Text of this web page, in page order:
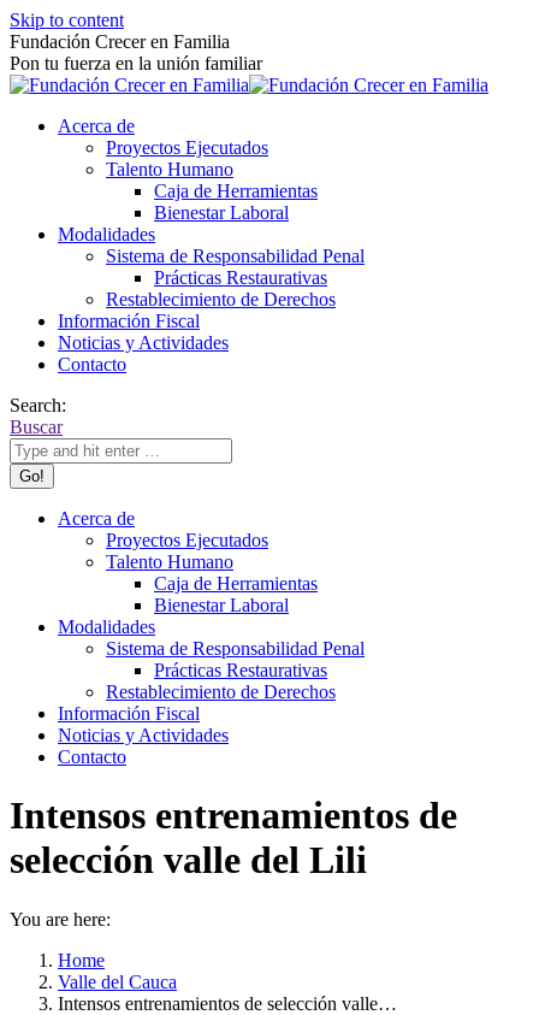
Skip to content
Fundación Crecer en Familia
Pon tu fuerza en la unión familiar
Acerca de
Proyectos Ejecutados
Talento Humano
Caja de Herramientas
Bienestar Laboral
Modalidades
Sistema de Responsabilidad Penal
Prácticas Restaurativas
Restablecimiento de Derechos
Información Fiscal
Noticias y Actividades
Contacto
Search:
Buscar
Acerca de
Proyectos Ejecutados
Talento Humano
Caja de Herramientas
Bienestar Laboral
Modalidades
Sistema de Responsabilidad Penal
Prácticas Restaurativas
Restablecimiento de Derechos
Información Fiscal
Noticias y Actividades
Contacto
Intensos entrenamientos de
selección valle del Lili
You are here:
Home
Valle del Cauca
Intensos entrenamientos de selección valle…